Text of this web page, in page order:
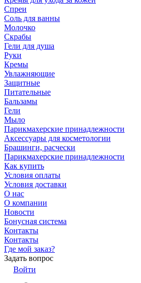
Спреи
Соль для ванны
Молочко
Скрабы
Гели для душа
Руки
Кремы
Увлажняющие
Защитные
Питательные
Бальзамы
Гели
Мыло
Парикмахерские принадлежности
Аксессуары для косметологии
Брашинги, расчески
Парикмахерские принадлежности
Как купить
Условия оплаты
Условия доставки
О нас
О компании
Новости
Бонусная система
Контакты
Контакты
Где мой заказ?
Задать вопрос
Войти